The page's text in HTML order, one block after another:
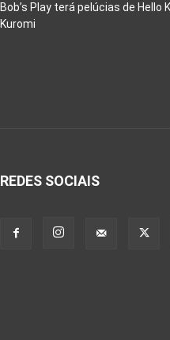
Bob’s Play terá pelúcias de Hello
Kuromi
REDES SOCIAIS